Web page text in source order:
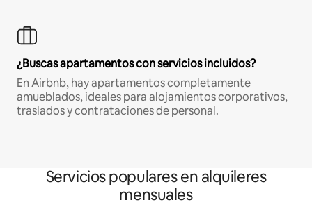
¿Buscas apartamentos con servicios incluidos?
En Airbnb, hay apartamentos completamente
amueblados, ideales para alojamientos corporativos,
traslados y contrataciones de personal.
Servicios populares en alquileres
mensuales